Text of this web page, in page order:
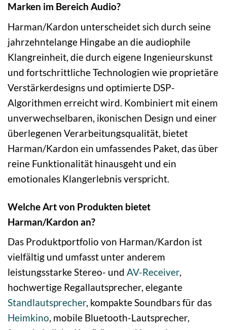
Marken im Bereich Audio?
Harman/Kardon unterscheidet sich durch seine
jahrzehntelange Hingabe an die audiophile
Klangreinheit, die durch eigene Ingenieurskunst
und fortschrittliche Technologien wie proprietäre
Verstärkerdesigns und optimierte DSP-
Algorithmen erreicht wird. Kombiniert mit einem
unverwechselbaren, ikonischen Design und einer
überlegenen Verarbeitungsqualität, bietet
Harman/Kardon ein umfassendes Paket, das über
reine Funktionalität hinausgeht und ein
emotionales Klangerlebnis verspricht.
Welche Art von Produkten bietet
Harman/Kardon an?
Das Produktportfolio von Harman/Kardon ist
vielfältig und umfasst unter anderem
leistungsstarke Stereo- und AV-Receiver,
hochwertige Regallautsprecher, elegante
Standlautsprecher, kompakte Soundbars für das
Heimkino, mobile Bluetooth-Lautsprecher,